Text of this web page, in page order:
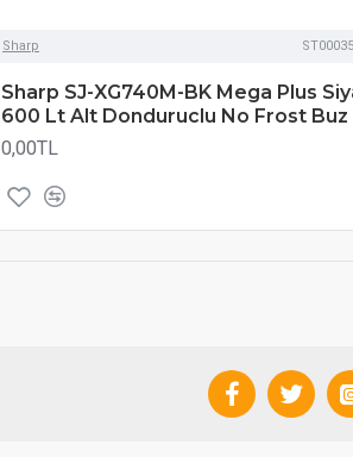
Sharp
Sharp SJ-XG740M-BK Mega Plus
600 Lt Alt Donduruclu No Frost Buz
0,00TL